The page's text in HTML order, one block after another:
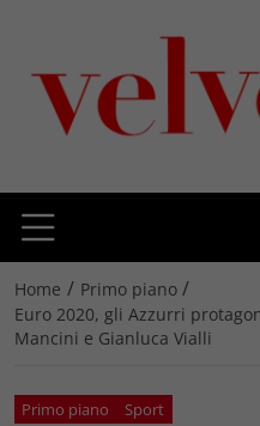
Home / Primo piano /
Euro 2020, gli Azzurri
Mancini e Gianluca Vialli
Primo piano Sport